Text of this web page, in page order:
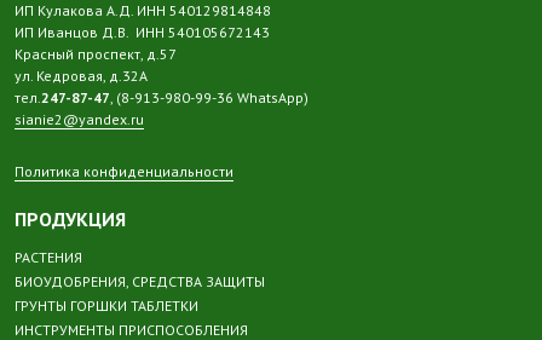
ИП Кулакова А.Д. ИНН 540129814848
ИП Иванцов Д.В. ИНН 540105672143
Красный проспект, д.57
ул. Кедровая, д.32А
тел.247-87-47, (8-913-980-99-36 WhatsApp)
sianie2@yandex.ru
Политика конфиденциальности
ПРОДУКЦИЯ
РАСТЕНИЯ
БИОУДОБРЕНИЯ, СРЕДСТВА ЗАЩИТЫ
ГРУНТЫ ГОРШКИ ТАБЛЕТКИ
ИНСТРУМЕНТЫ ПРИСПОСОБЛЕНИЯ